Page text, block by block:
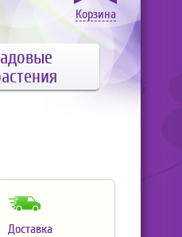
Корзина
Доставка